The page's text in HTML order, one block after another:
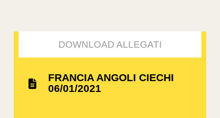
DOWNLOAD ALLEGATI
FRANCIA ANGOLI CIECHI
06/01/2021